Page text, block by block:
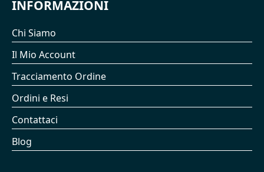
INFORMAZIONI
Chi Siamo
Il Mio Account
Tracciamento Ordine
Ordini e Resi
Contattaci
Blog